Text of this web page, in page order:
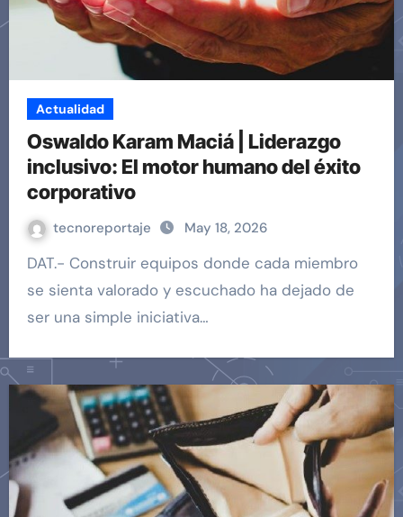
Actualidad
Oswaldo Karam Maciá | Liderazgo
inclusivo: El motor humano del éxito
corporativo
tecnoreportaje May 18, 2026
DAT.- Construir equipos donde cada miembro
se sienta valorado y escuchado ha dejado de
ser una simple iniciativa…